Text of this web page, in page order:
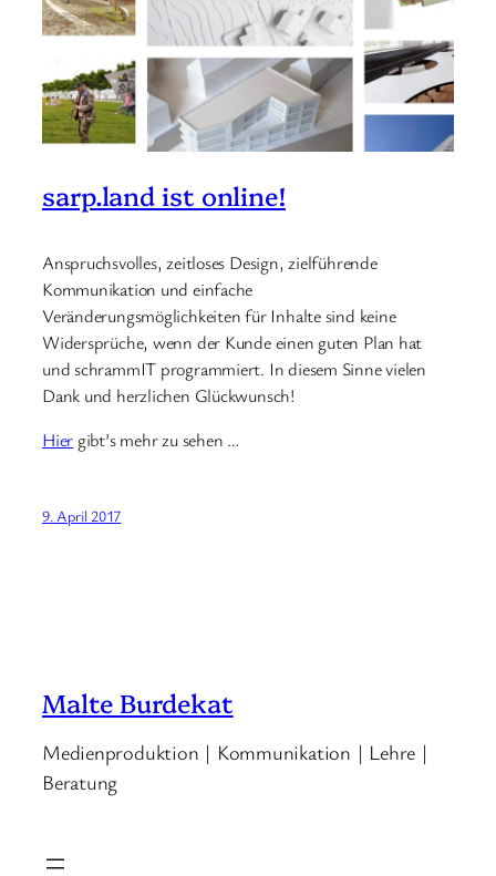
sarp.land ist online!
Anspruchsvolles, zeitloses Design, zielführende
Kommunikation und einfache
Veränderungsmöglichkeiten für Inhalte sind keine
Widersprüche, wenn der Kunde einen guten Plan hat
und schrammIT programmiert. In diesem Sinne vielen
Dank und herzlichen Glückwunsch!
Hier gibt’s mehr zu sehen …
9. April 2017
Malte Burdekat
Medienproduktion | Kommunikation | Lehre |
Beratung